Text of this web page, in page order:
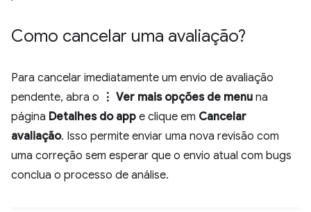
Como cancelar uma avaliação?
Para cancelar imediatamente um envio de avaliação
pendente, abra o ⋮ Ver mais opções de menu na
página Detalhes do app e clique em Cancelar
avaliação. Isso permite enviar uma nova revisão com
uma correção sem esperar que o envio atual com bugs
conclua o processo de análise.